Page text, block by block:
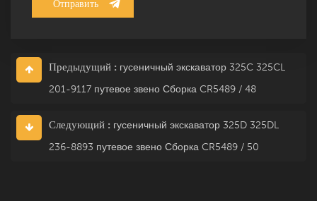
Предыдущий : гусеничный экскаватор 325C 325CL
201-9117 путевое звено Сборка CR5489 / 48
Следующий : гусеничный экскаватор 325D 325DL
236-8893 путевое звено Сборка CR5489 / 50